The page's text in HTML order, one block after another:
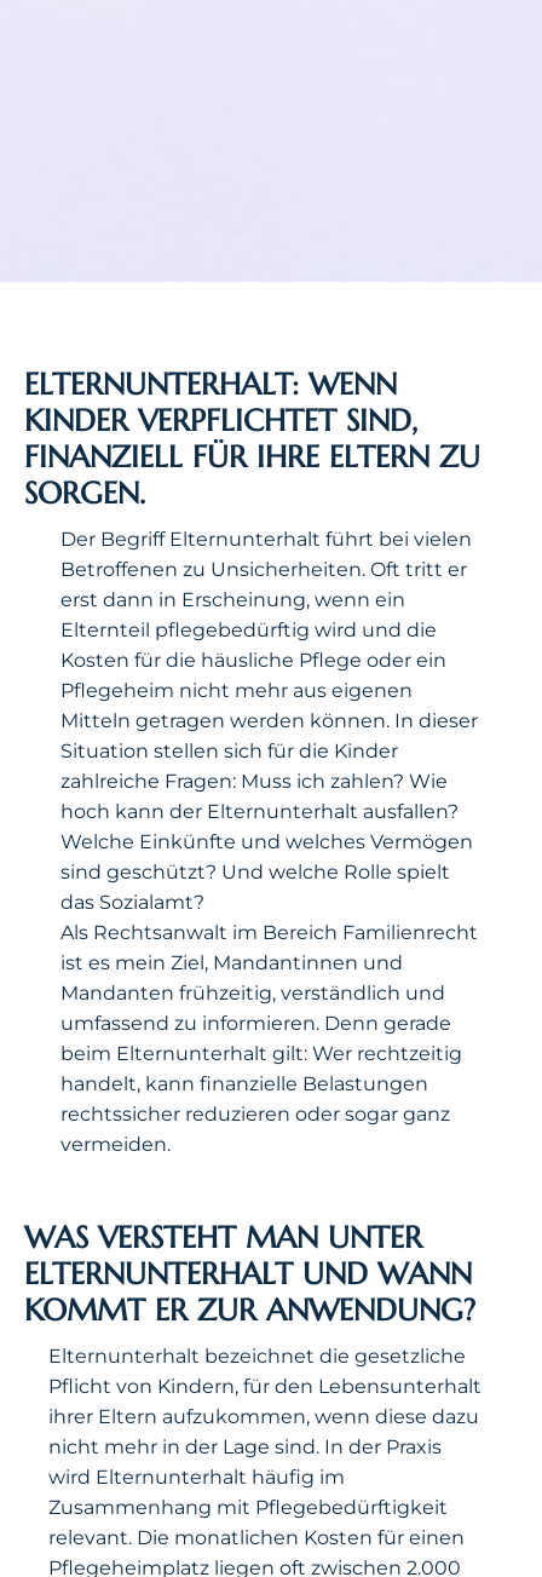
ELTERNUNTERHALT: WENN
KINDER VERPFLICHTET SIND,
FINANZIELL FÜR IHRE ELTERN ZU
SORGEN.
Der Begriff Elternunterhalt führt bei vielen
Betroffenen zu Unsicherheiten. Oft tritt er
erst dann in Erscheinung, wenn ein
Elternteil pflegebedürftig wird und die
Kosten für die häusliche Pflege oder ein
Pflegeheim nicht mehr aus eigenen
Mitteln getragen werden können. In dieser
Situation stellen sich für die Kinder
zahlreiche Fragen: Muss ich zahlen? Wie
hoch kann der Elternunterhalt ausfallen?
Welche Einkünfte und welches Vermögen
sind geschützt? Und welche Rolle spielt
das Sozialamt?
Als Rechtsanwalt im Bereich Familienrecht
ist es mein Ziel, Mandantinnen und
Mandanten frühzeitig, verständlich und
umfassend zu informieren. Denn gerade
beim Elternunterhalt gilt: Wer rechtzeitig
handelt, kann finanzielle Belastungen
rechtssicher reduzieren oder sogar ganz
vermeiden.
WAS VERSTEHT MAN UNTER
ELTERNUNTERHALT UND WANN
KOMMT ER ZUR ANWENDUNG?
Elternunterhalt bezeichnet die gesetzliche
Pflicht von Kindern, für den Lebensunterhalt
ihrer Eltern aufzukommen, wenn diese dazu
nicht mehr in der Lage sind. In der Praxis
wird Elternunterhalt häufig im
Zusammenhang mit Pflegebedürftigkeit
relevant. Die monatlichen Kosten für einen
Pflegeheimplatz liegen oft zwischen 2.000